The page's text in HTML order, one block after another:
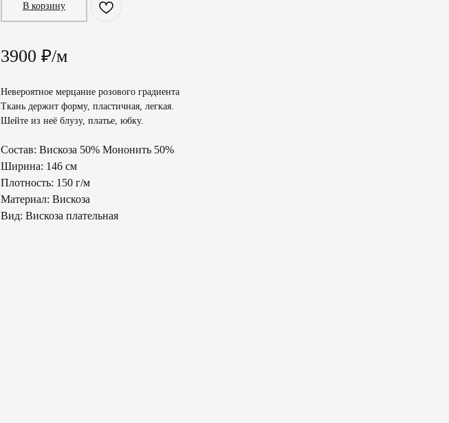
В корзину
3900 ₽/м
Невероятное мерцание розового градиента
Ткань держит форму, пластичная, легкая.
Шейте из неё блузу, платье, юбку.
Состав: Вискоза 50% Мононить 50%
Ширина: 146 см
Плотность: 150 г/м
Материал: Вискоза
Вид: Вискоза плательная